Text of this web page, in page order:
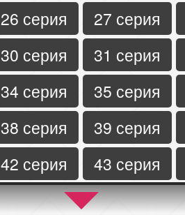
26 серия
27 серия
30 серия
31 серия
34 серия
35 серия
38 серия
39 серия
42 серия
43 серия
46 серия